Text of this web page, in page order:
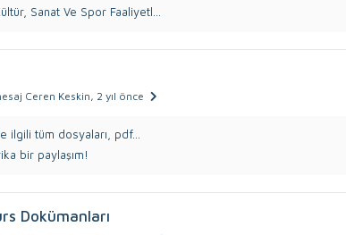
Sanat Ve Spor Faaliyetl...
Ceren Keskin, 2 yıl önce
ilgili tüm dosyaları, pdf...
bir paylaşım!
Dokümanları